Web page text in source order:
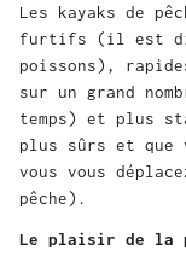
Les kayaks de
furtifs (il est
poissons),
sur un grand
temps) et plus
plus sûrs et que
vous vous
pêche).
Le plaisir de la